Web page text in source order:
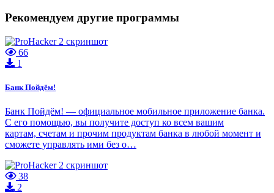
Рекомендуем другие программы
66
1
Банк Пойдём!
Банк Пойдём! — официальное мобильное приложение банка.
С его помощью, вы получите доступ ко всем вашим
картам, счетам и прочим продуктам банка в любой момент и
сможете управлять ими без о…
38
2